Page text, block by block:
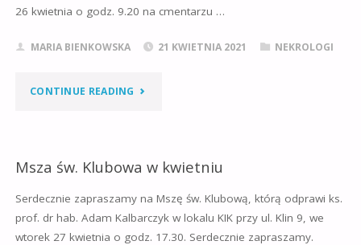
26 kwietnia o godz. 9.20 na cmentarzu …
MARIA BIENKOWSKA 21 KWIETNIA 2021 NEKROLOGI
CONTINUE READING "POŻEGNANIE
Msza św. Klubowa w kwietniu
Serdecznie zapraszamy na Mszę św. Klubową, którą odprawi ks.
prof. dr hab. Adam Kalbarczyk w lokalu KIK przy ul. Klin 9, we
wtorek 27 kwietnia o godz. 17.30. Serdecznie zapraszamy.